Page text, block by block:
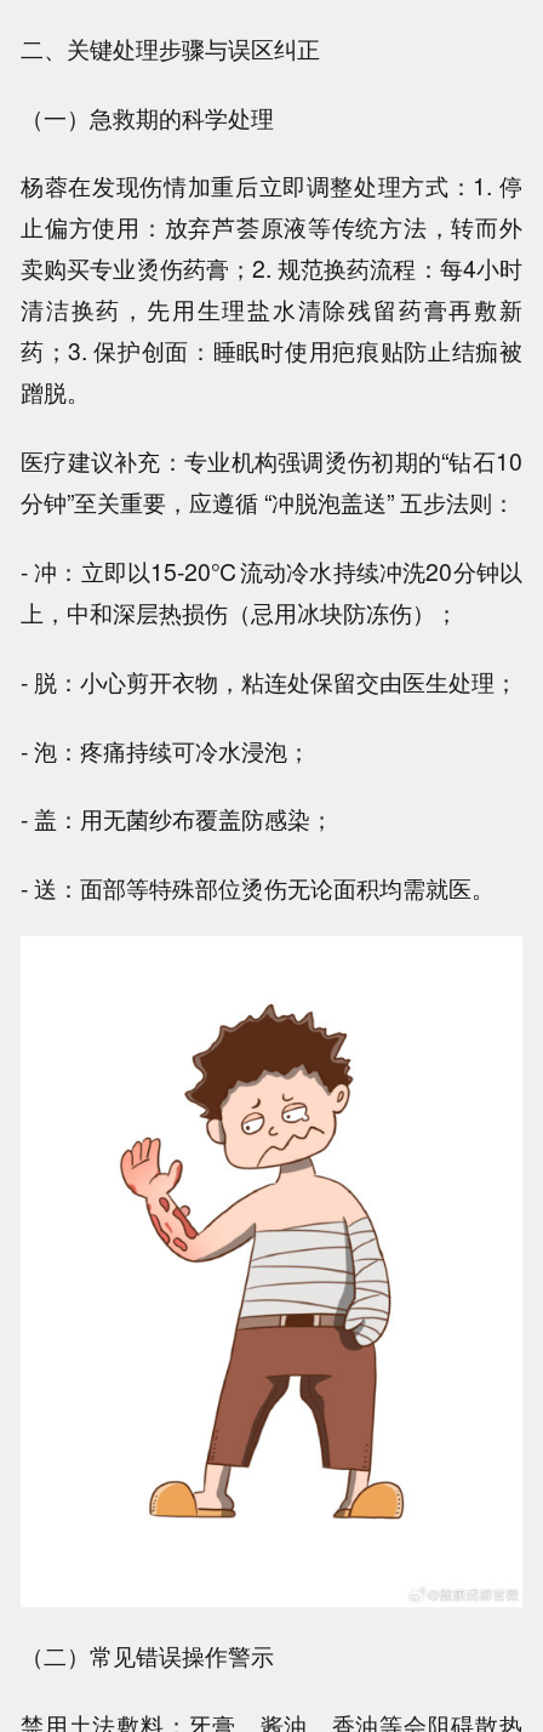
二、关键处理步骤与误区纠正
（一）急救期的科学处理
杨蓉在发现伤情加重后立即调整处理方式：1. 停
止偏方使用：放弃芦荟原液等传统方法，转而外
卖购买专业烫伤药膏；2. 规范换药流程：每4小时
清洁换药，先用生理盐水清除残留药膏再敷新
药；3. 保护创面：睡眠时使用疤痕贴防止结痂被
蹭脱。
医疗建议补充：专业机构强调烫伤初期的“钻石10
分钟”至关重要，应遵循 “冲脱泡盖送” 五步法则：
- 冲：立即以15-20℃流动冷水持续冲洗20分钟以
上，中和深层热损伤（忌用冰块防冻伤）；
- 脱：小心剪开衣物，粘连处保留交由医生处理；
- 泡：疼痛持续可冷水浸泡；
- 盖：用无菌纱布覆盖防感染；
- 送：面部等特殊部位烫伤无论面积均需就医。
（二）常见错误操作警示
禁用土法敷料：牙膏、酱油、香油等会阻碍散热